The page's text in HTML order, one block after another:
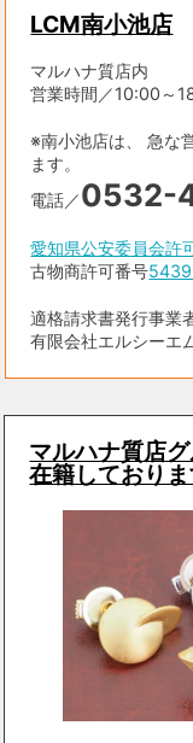
LCM南小池店
マルハナ質店内
営業時間／10:00～
※南小池店は、 急な
ます。
電話／0532-
愛知県公安委員会許
古物商許可番号
適格請求書発行事
有限会社エルシーエ
マルハナ質店
在籍しており